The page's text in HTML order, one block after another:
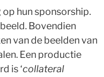
hun sponsorship.
Bovendien
van de beelden van
Een productie
is ‘collateral